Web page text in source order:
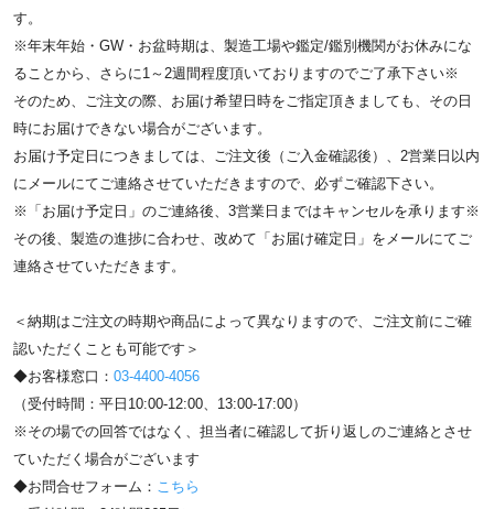
す。
※年末年始・GW・お盆時期は、製造工場や鑑定/鑑別機関がお休みにな
ることから、さらに1～2週間程度頂いておりますのでご了承下さい※
そのため、ご注文の際、お届け希望日時をご指定頂きましても、その日
時にお届けできない場合がございます。
お届け予定日につきましては、ご注文後（ご入金確認後）、2営業日以内
にメールにてご連絡させていただきますので、必ずご確認下さい。
※「お届け予定日」のご連絡後、3営業日まではキャンセルを承ります※
その後、製造の進捗に合わせ、改めて「お届け確定日」をメールにてご
連絡させていただきます。
＜納期はご注文の時期や商品によって異なりますので、ご注文前にご確
認いただくことも可能です＞
◆お客様窓口： 03-4400-4056
（受付時間：平日10:00-12:00、13:00-17:00）
※その場での回答ではなく、担当者に確認して折り返しのご連絡とさせ
ていただく場合がございます
◆お問合せフォーム： こちら